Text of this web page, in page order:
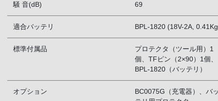
騒 音(dB) 69
適合バッテリ BPL-1820 (18V-2A,
標準付属品
プロテクタ（ツール用）1
個、TFピン（2×90）1個、
BPL-1820（バッテリ）
オプション
BC0075G（充電器）、バ